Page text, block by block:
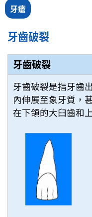
牙瘡
牙齒破裂
牙齒破裂
牙齒破裂是指牙齒
內伸展至象牙質，
在下頜的大臼齒和